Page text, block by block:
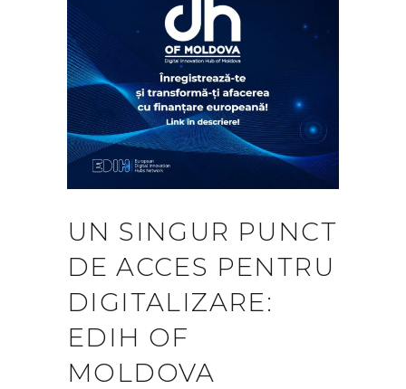
UN SINGUR PUNCT
DE ACCES PENTRU
DIGITALIZARE:
EDIH OF
MOLDOVA